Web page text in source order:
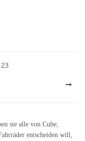
sie alle von Cube,
entscheiden will,